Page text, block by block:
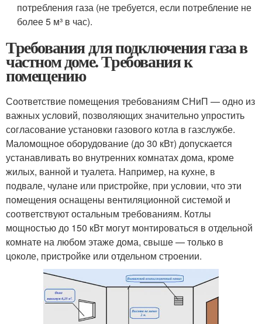
потребления газа (не требуется, если потребление не
более 5 м³ в час).
Требования для подключения газа в
частном доме. Требования к
помещению
Соответствие помещения требованиям СНиП — одно из
важных условий, позволяющих значительно упростить
согласование установки газового котла в газслужбе.
Маломощное оборудование (до 30 кВт) допускается
устанавливать во внутренних комнатах дома, кроме
жилых, ванной и туалета. Например, на кухне, в
подвале, чулане или пристройке, при условии, что эти
помещения оснащены вентиляционной системой и
соответствуют остальным требованиям. Котлы
мощностью до 150 кВт могут монтироваться в отдельной
комнате на любом этаже дома, свыше — только в
цоколе, пристройке или отдельном строении.